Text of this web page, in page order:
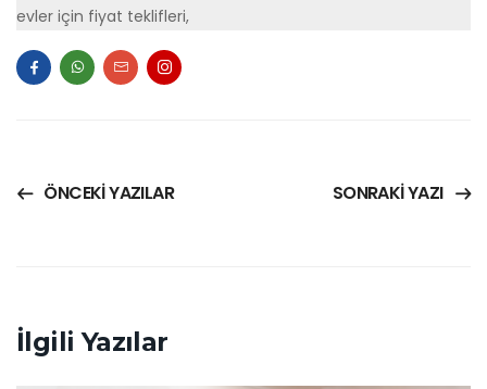
evler için fiyat teklifleri,
ÖNCEKI YAZILAR SONRAKI YAZI
İlgili Yazılar